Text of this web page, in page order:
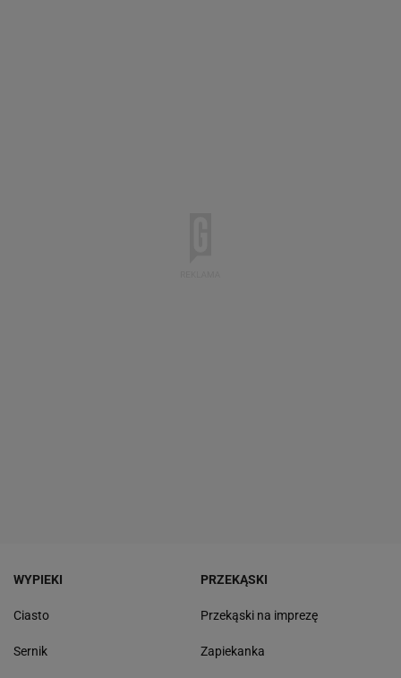
WYPIEKI
Ciasto
Sernik
PRZEKĄSKI
Przekąski na imprezę
Zapiekanka